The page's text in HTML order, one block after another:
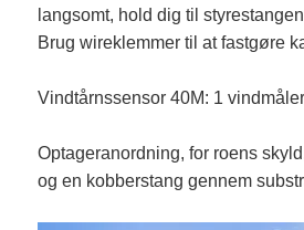
langsomt, hold dig til
Brug wireklemmer til at fastgøre
Vindtårnssensor 40M: 1
Optageranordning, for roens
og en kobberstang gennem